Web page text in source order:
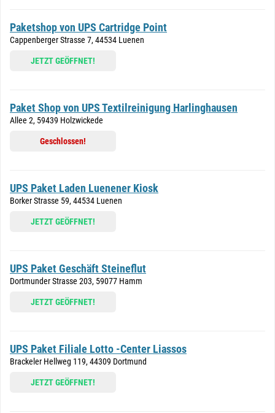
Paketshop von UPS Cartridge Point
Cappenberger Strasse 7, 44534 Luenen
JETZT GEÖFFNET!
Paket Shop von UPS Textilreinigung Harlinghausen
Allee 2, 59439 Holzwickede
Geschlossen!
UPS Paket Laden Luenener Kiosk
Borker Strasse 59, 44534 Luenen
JETZT GEÖFFNET!
UPS Paket Geschäft Steineflut
Dortmunder Strasse 203, 59077 Hamm
JETZT GEÖFFNET!
UPS Paket Filiale Lotto -Center Liassos
Brackeler Hellweg 119, 44309 Dortmund
JETZT GEÖFFNET!